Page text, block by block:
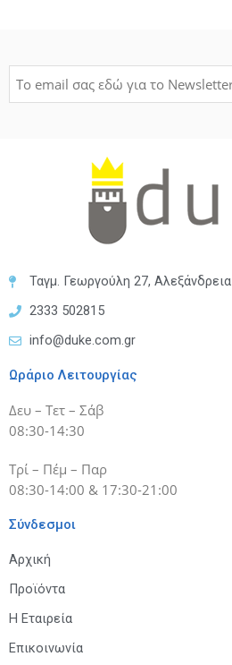
Ταγμ. Γεωργούλη 27, Αλεξάνδρεια
2333 502815
info@duke.com.gr
Ωράριο Λειτουργίας
Δευ – Τετ – Σάβ
08:30-14:30
Τρί – Πέμ – Παρ
08:30-14:00 & 17:30-21:00
Σύνδεσμοι
Αρχική
Προϊόντα
Η Εταιρεία
Επικοινωνία